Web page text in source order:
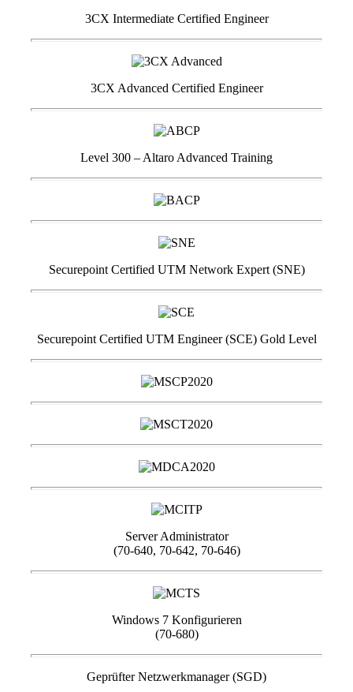
3CX Intermediate Certified Engineer
3CX Advanced Certified Engineer
Level 300 – Altaro Advanced Training
Securepoint Certified UTM Network Expert (SNE)
Securepoint Certified UTM Engineer (SCE) Gold Level
Server Administrator
(70-640, 70-642, 70-646)
Windows 7 Konfigurieren
(70-680)
Geprüfter Netzwerkmanager (SGD)